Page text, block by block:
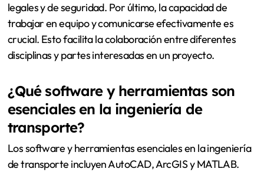
legales y de seguridad. Por último, la capacidad de
trabajar en equipo y comunicarse efectivamente es
crucial. Esto facilita la colaboración entre diferentes
disciplinas y partes interesadas en un proyecto.
¿Qué software y herramientas son
esenciales en la ingeniería de
transporte?
Los software y herramientas esenciales en la ingeniería
de transporte incluyen AutoCAD, ArcGIS y MATLAB.